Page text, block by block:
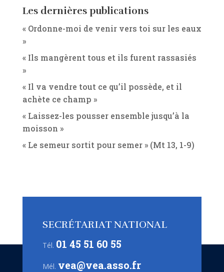
Les dernières publications
« Ordonne-moi de venir vers toi sur les eaux
»
« Ils mangèrent tous et ils furent rassasiés
»
« Il va vendre tout ce qu’il possède, et il
achète ce champ »
« Laissez-les pousser ensemble jusqu’à la
moisson »
« Le semeur sortit pour semer » (Mt 13, 1-9)
SECRÉTARIAT NATIONAL
Tél. 01 45 51 60 55
Mél. vea@vea.asso.fr